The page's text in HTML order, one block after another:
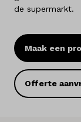
de supermarkt.
Maak een
Offerte